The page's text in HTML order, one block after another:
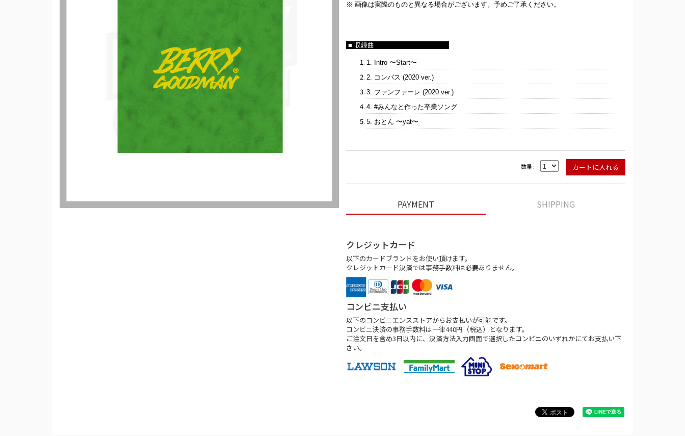
※ 画像は実際のものと異なる場合がございます。予めご了承ください。
■ 収録曲
1. Intro 〜Start〜
2. コンパス (2020 ver.)
3. ファンファーレ (2020 ver.)
4. #みんなと作った卒業ソング
5. おとん 〜yat〜
数量 :
PAYMENT SHIPPING
クレジットカード
以下のカードブランドをお使い頂けます。
クレジットカード決済では事務手数料は必要ありません。
コンビニ支払い
以下のコンビニエンスストアからお支払いが可能です。
コンビニ決済の事務手数料は一律440円（税込）となります。
ご注文日を含め3日以内に、決済方法入力画面で選択したコンビニのいずれかにてお支払い下
さい。